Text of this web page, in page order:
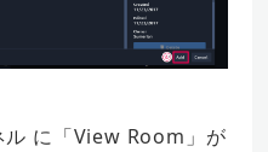
に「View Room」が